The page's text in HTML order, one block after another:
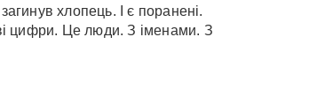
хлопець. І є поранені.
цифри. Це люди. З іменами. З